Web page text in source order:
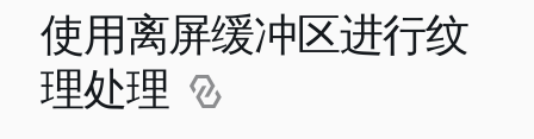
使用离屏缓冲区进行纹
理处理